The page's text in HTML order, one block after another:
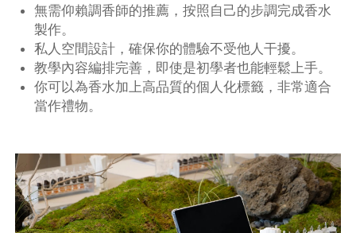
無需仰賴調香師的推薦，按照自己的步調完成香水
製作。
私人空間設計，確保你的體驗不受他人干擾。
教學內容編排完善，即使是初學者也能輕鬆上手。
你可以為香水加上高品質的個人化標籤，非常適合
當作禮物。